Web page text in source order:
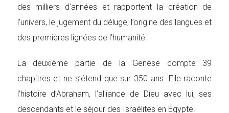
des milliers d’années et rapportent la création de
l’univers, le jugement du déluge, l’origine des langues et
des premières lignées de l’humanité.
La deuxième partie de la Genèse compte 39
chapitres et ne s’étend que sur 350 ans. Elle raconte
l’histoire d’Abraham, l’alliance de Dieu avec lui, ses
descendants et le séjour des Israélites en Égypte.